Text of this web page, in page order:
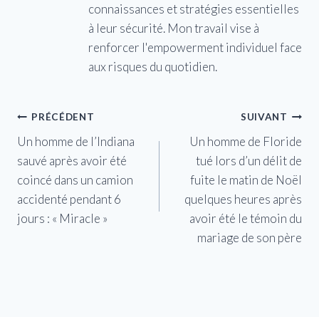
connaissances et stratégies essentielles
à leur sécurité. Mon travail vise à
renforcer l'empowerment individuel face
aux risques du quotidien.
Navigation
de
l’article
PRÉCÉDENT
Un homme de l’Indiana
sauvé après avoir été
coincé dans un camion
accidenté pendant 6
jours : « Miracle »
SUIVANT
Un homme de Floride
tué lors d’un délit de
fuite le matin de Noël
quelques heures après
avoir été le témoin du
mariage de son père